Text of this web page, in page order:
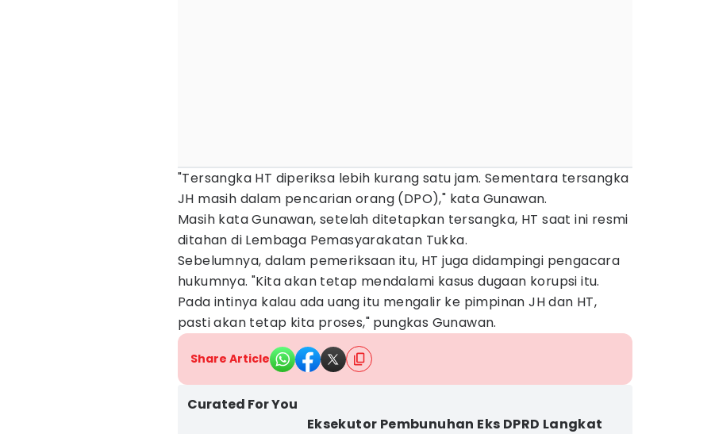
"Tersangka HT diperiksa lebih kurang satu jam. Sementara tersangka
JH masih dalam pencarian orang (DPO)," kata Gunawan.
Masih kata Gunawan, setelah ditetapkan tersangka, HT saat ini resmi
ditahan di Lembaga Pemasyarakatan Tukka.
Sebelumnya, dalam pemeriksaan itu, HT juga didampingi pengacara
hukumnya. "Kita akan tetap mendalami kasus dugaan korupsi itu.
Pada intinya kalau ada uang itu mengalir ke pimpinan JH dan HT,
pasti akan tetap kita proses," pungkas Gunawan.
Share Article
Curated For You
Eksekutor Pembunuhan Eks DPRD Langkat